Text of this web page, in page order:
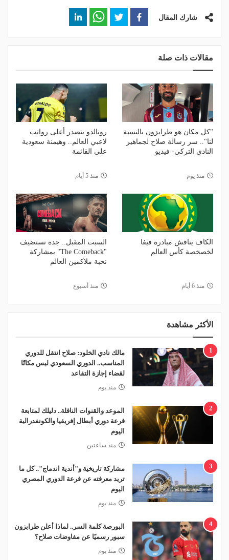
شارك المقال
مقالات ذات صلة
"كل مكان هو طرابزون بالنسبة
لنا".. سر رسالة صلاح لجماهير
النادي التركي- فيديو
منذ يوم
رونالدو يتصدر أعلى رواتب
لاعبي العالم.. وهيمنة سعودية
على القائمة
منذ 5 أيام
الكاف يناقش مبادرة فيفا
لخصخصة كأس العالم
منذ 6 أيام
السبت المقبل.. جدة تستضيف
"The Comeback" بمشاركة
نخبة ملاكمين العالم
منذ أسبوع
الأكثر مشاهدة
1
مالك نادي الخلود: صلاح انتقل للدوري
المناسب.. الدوري السعودي ليس مكانًا
لقضاء إجازة التقاعد
منذ يوم
2
الموعد والقنوات الناقلة.. دليلك لمتابعة
قرعة دوري أبطال إفريقيا والكونفدرالية
اليوم
منذ ساعتين
3
مشاركة تاريخية و"أندية اندماج".. كل ما
تريد معرفته عن قرعة الدوري المصري
اليوم
منذ يوم
4
البورصة كلمة السر.. لماذا أعلن طرابزون
سبور رسميًا عن مفاوضات صلاح؟
منذ يوم